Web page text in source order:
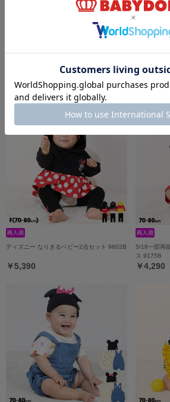
5/18一部再販 【メール便】対応可 ディズニ
ー マリン半袖2WAYオール 0327B
￥4,290
ディズニー
￥5,940
ディズニー なりきるベビー2点セット 9802B
￥5,390
5/18一部再
ス 9175B
￥4,290